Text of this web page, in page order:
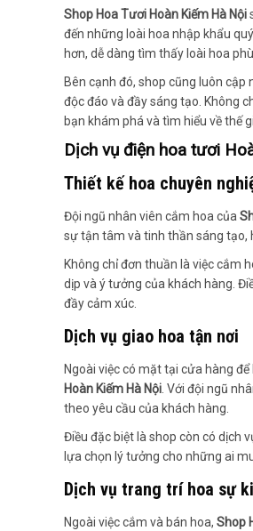
Shop Hoa Tươi Hoàn Kiếm Hà Nội
đến những loài hoa nhập khẩu
hơn, dễ dàng tìm thấy loài hoa
Bên cạnh đó, shop cũng luôn
độc đáo và đầy sáng tạo. Không
bạn khám phá và tìm hiểu về thế
Dịch vụ điện hoa tươi
Thiết kế hoa chuyên
Đội ngũ nhân viên cắm hoa của
sự tận tâm và tinh thần sáng tạo,
Không chỉ đơn thuần là việc cắm
dịp và ý tưởng của khách hàng.
đầy cảm xúc.
Dịch vụ giao hoa tận nơi
Ngoài việc có mặt tại cửa hàng
Hoàn Kiếm Hà Nội . Với đội ngũ
theo yêu cầu của khách hàng.
Điều đặc biệt là shop còn có dịch
lựa chọn lý tưởng cho những ai
Dịch vụ trang trí hoa sự
Ngoài việc cắm và bán hoa, Shop